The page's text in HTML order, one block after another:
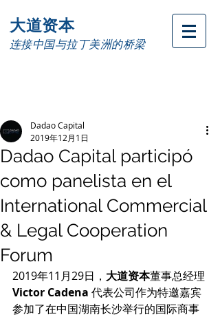
大道资本
连接中国与拉丁美洲的桥梁
Dadao Capital participó
como panelista en el
International Commercial
& Legal Cooperation
Forum
Dadao Capital
2019年12月1日
2019年11月29日， 大道资本董事总经理
Victor Cadena 代表公司作为特邀嘉宾
参加了在中国湖南长沙举行的国际商事